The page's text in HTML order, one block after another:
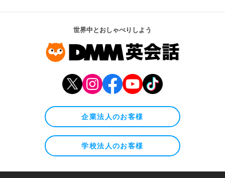
世界中とおしゃべりしよう
企業法人のお客様
学校法人のお客様